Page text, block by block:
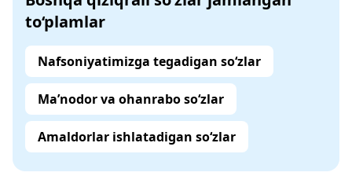
to‘plamlar
Nafsoniyatimizga tegadigan so‘zlar
Ma’nodor va ohanrabo so‘zlar
Amaldorlar ishlatadigan so‘zlar